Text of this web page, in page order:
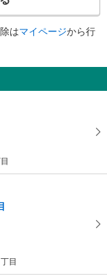
はマイページから行
目